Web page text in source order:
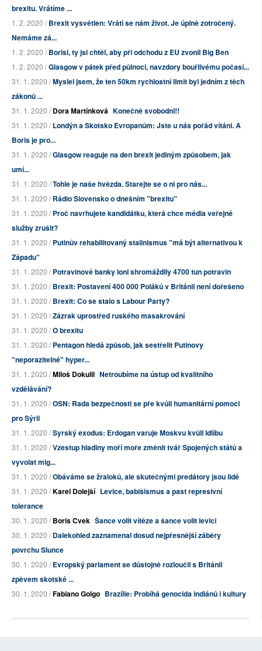
brexitu. Vrátíme ...
1. 2. 2020 /Brexit vysvětlen: Vrátí se nám život. Je úplně zotročený.
Nemáme zá...
1. 2. 2020 /Borisi, ty jsi chtěl, aby při odchodu z EU zvonil Big Ben
1. 2. 2020 /Glasgow v pátek před půlnoci, navzdory bouřlivému počasí...
31. 1. 2020 /Myslel jsem, že ten 50km rychlostní limit byl jedním z těch
zákonů ...
31. 1. 2020 /Dora Martínková Konečně svobodni!!
31. 1. 2020 /Londýn a Skotsko Evropanům: Jste u nás pořád vítáni. A
Boris je pro...
31. 1. 2020 /Glasgow reaguje na den brexit jediným způsobem, jak
umí...
31. 1. 2020 /Tohle je naše hvězda. Starejte se o ni pro nás...
31. 1. 2020 /Rádio Slovensko o dnešním "brexitu"
31. 1. 2020 /Proč navrhujete kandidátku, která chce média veřejné
služby zrušit?
31. 1. 2020 /Putinův rehabilitovaný stalinismus "má být alternativou k
Západu"
31. 1. 2020 /Potravinové banky loni shromáždily 4700 tun potravin
31. 1. 2020 /Brexit: Postavení 400 000 Poláků v Británii není dořešeno
31. 1. 2020 /Brexit: Co se stalo s Labour Party?
31. 1. 2020 /Zázrak uprostřed ruského masakrování
31. 1. 2020 /O brexitu
31. 1. 2020 /Pentagon hledá způsob, jak sestřelit Putinovy
"neporazitelné" hyper...
31. 1. 2020 /Miloš Dokulil Netroubíme na ústup od kvalitního
vzdělávání?
31. 1. 2020 /OSN: Rada bezpečnosti se pře kvůli humanitární pomoci
pro Sýrii
31. 1. 2020 /Syrský exodus: Erdogan varuje Moskvu kvůli Idlíbu
31. 1. 2020 /Vzestup hladiny moří moře změnit tvář Spojených států a
vyvolat mig...
31. 1. 2020 /Obáváme se žraloků, ale skutečnými predátory jsou lidé
31. 1. 2020 /Karel Dolejší Levice, babišismus a past represivní
tolerance
30. 1. 2020 /Boris Cvek Šance volit vítěze a šance volit levici
30. 1. 2020 /Dalekohled zaznamenal dosud nejpřesnější záběry
povrchu Slunce
30. 1. 2020 /Evropský parlament se důstojně rozloučil s Británii
zpěvem skotské ...
30. 1. 2020 /Fabiano Golgo Brazílie: Probíhá genocida indiánů i kultury